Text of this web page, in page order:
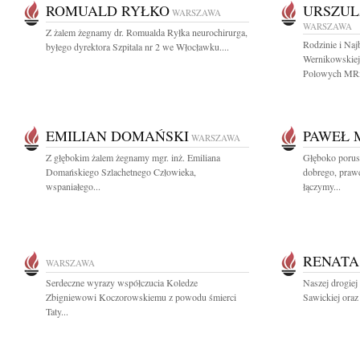
ROMUALD RYŁKO WARSZAWA
Z żalem żegnamy dr. Romualda Ryłka neurochirurga,
byłego dyrektora Szpitala nr 2 we Włocławku....
WARSZAWA
Rodzinie i
Polowych
EMILIAN DOMAŃSKI WARSZAWA
Z głębokim żalem żegnamy mgr. inż. Emiliana
Domańskiego Szlachetnego Człowieka,
wspaniałego...
PAWEŁ
Głęboko
dobrego,
łączymy...
WARSZAWA
Serdeczne wyrazy współczucia Koledze
Zbigniewowi Koczorowskiemu z powodu śmierci
Taty...
Naszej
Sawickiej